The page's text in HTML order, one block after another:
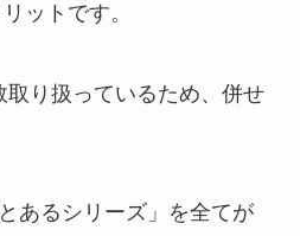
ットです。
り扱っているため、併せ
あるシリーズ」を全てが